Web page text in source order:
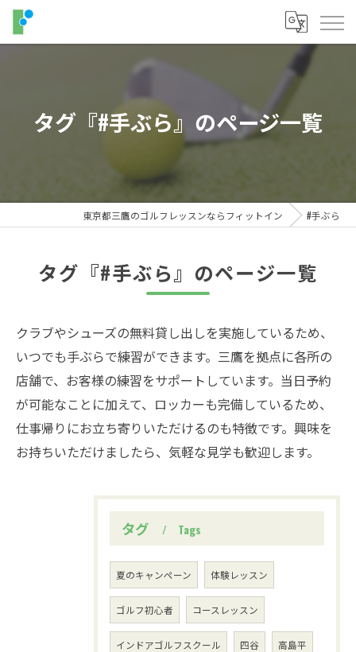
タグ『#手ぶら』のページ一覧
東京都三鷹のゴルフレッスンならフィットイン #手ぶら
タグ『#手ぶら』のページ一覧
クラブやシューズの無料貸し出しを実施しているため、
いつでも手ぶらで練習ができます。三鷹を拠点に各所の
店舗で、お客様の練習をサポートしています。当日予約
が可能なことに加えて、ロッカーも完備しているため、
仕事帰りにお立ち寄りいただけるのも特徴です。興味を
お持ちいただけましたら、気軽な見学も歓迎します。
タグ Tags
夏のキャンペーン 体験レッスン
ゴルフ初心者 コースレッスン
インドアゴルフスクール 四谷 高島平